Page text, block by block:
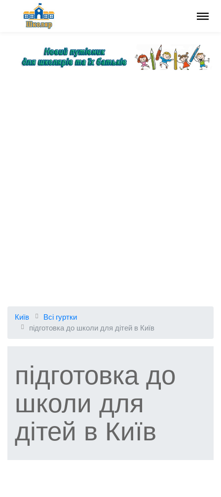
Київ
Всі гуртки
підготовка до школи для дітей в Київ
підготовка до
школи для
дітей в Київ